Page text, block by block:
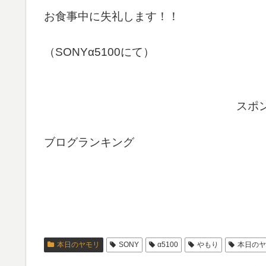
お食事中に失礼します！！
（SONYα5100にて）
スポ
ブログランキング
本日のヤモリ SONY α5100 やもり 本日の